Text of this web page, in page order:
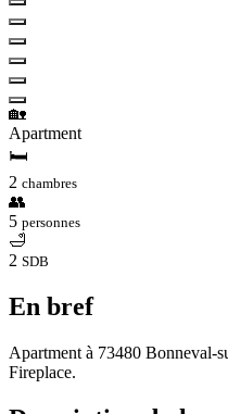
🏡
Apartment
🛏
2 chambres
👥
5 personnes
🛁
2 SDB
En bref
Apartment à 73480 Bonneval-
Fireplace.